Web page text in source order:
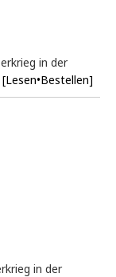
in der
[Lesen•Bestellen]
in der